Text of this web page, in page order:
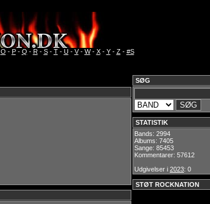
O - P- Q - R- S- T- U- V- W- X- Y- Z- #S
SØG
STATISTIK
Bands: 2994
Albums: 7405
Sange: 85453
Kommentarer: 57612
Udgivelser i 2023: 0
STØT ROCKNATION